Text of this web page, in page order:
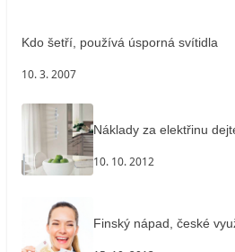
Kdo šetří, používá úsporná svítidla
10. 3. 2007
Náklady za elektřinu
10. 10. 2012
Finský nápad, české